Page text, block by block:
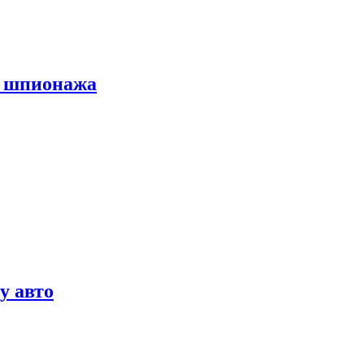
шпионажа
авто